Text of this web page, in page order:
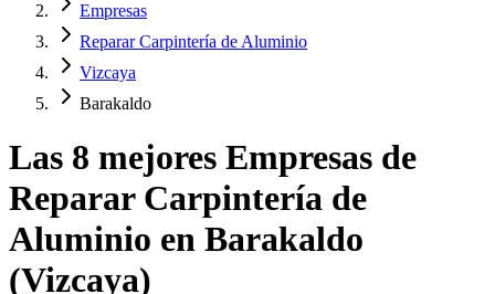
Empresas
Reparar Carpintería de Aluminio
Vizcaya
Barakaldo
Las 8 mejores Empresas de
Reparar Carpintería de
Aluminio en Barakaldo
(Vizcaya)